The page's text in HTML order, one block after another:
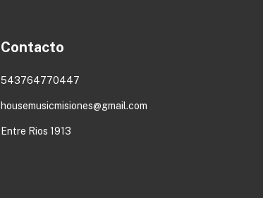
Contacto
543764770447
housemusicmisiones@gmail.com
Entre Rios 1913